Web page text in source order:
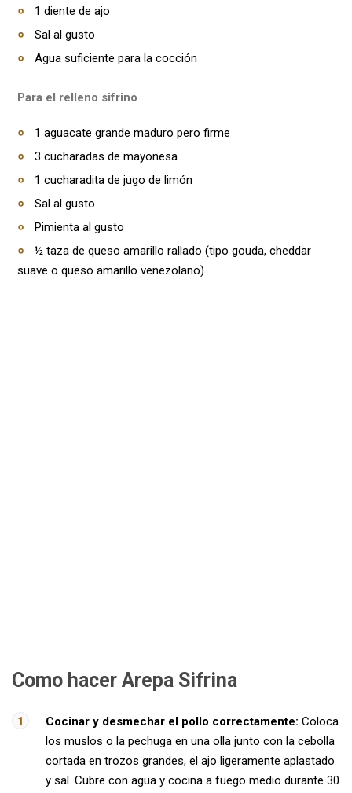
1 diente de ajo
Sal al gusto
Agua suficiente para la cocción
Para el relleno sifrino
1 aguacate grande maduro pero firme
3 cucharadas de mayonesa
1 cucharadita de jugo de limón
Sal al gusto
Pimienta al gusto
½ taza de queso amarillo rallado (tipo gouda, cheddar
suave o queso amarillo venezolano)
Como hacer Arepa Sifrina
Cocinar y desmechar el pollo correctamente: Coloca
los muslos o la pechuga en una olla junto con la cebolla
cortada en trozos grandes, el ajo ligeramente aplastado
y sal. Cubre con agua y cocina a fuego medio durante 30